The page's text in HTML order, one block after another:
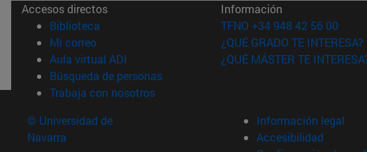
Accesos directos
Biblioteca (abre en nueva ventana)
Mi correo(abre en nueva ventana)
Aula virtual ADI (abre en nueva ventana)
Búsqueda de personas(abre en nueva ventana)
Trabaja con nosotros(abre en nueva ventana)
Información
TFNO +34 948 42 56 00
¿QUÉ GRADO TE INTERESA?
¿QUÉ MÁSTER TE
© Universidad de
Navarra
Información legal
Accesibilidad